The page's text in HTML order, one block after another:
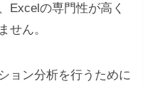
Excelの専門性が高く
せん。
ョン分析を行うために